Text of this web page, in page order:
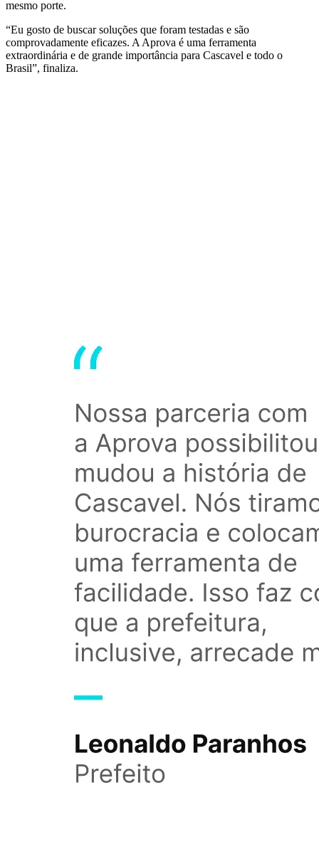
mesmo porte.
“Eu gosto de buscar soluções que foram testadas e são
comprovadamente eficazes. A Aprova é uma ferramenta
extraordinária e de grande importância para Cascavel e todo o
Brasil”, finaliza.